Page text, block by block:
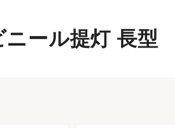
ニール提灯 長型